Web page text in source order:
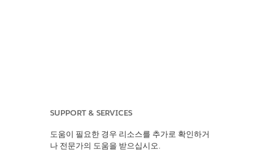
SUPPORT & SERVICES
도움이 필요한 경우 리소스를 추가로 확인하거
나 전문가의 도움을 받으십시오.